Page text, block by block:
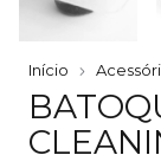
Início